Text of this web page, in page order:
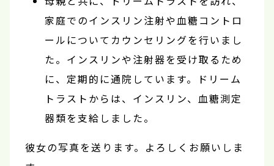
家庭でのインスリン注射や血糖コントロ
ールについてカウンセリングを行いまし
た。インスリンや注射器を受け取るため
に、定期的に通院しています。ドリーム
トラストからは、インスリン、血糖測定
器類を支給しました。
彼女の写真を送ります。よろしくお願いしま